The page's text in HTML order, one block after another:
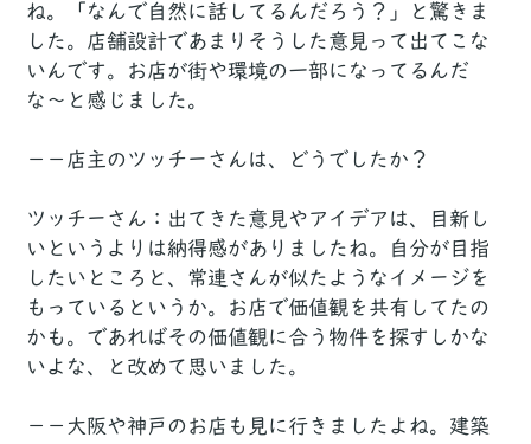
ね。「なんで自然に話してるんだろう？」と驚きま
した。店舗設計であまりそうした意見って出てこな
いんです。お店が街や環境の一部になってるんだ
な〜と感じました。
－－店主のツッチーさんは、どうでしたか？
ツッチーさん：出てきた意見やアイデアは、目新し
いというよりは納得感がありましたね。自分が目指
したいところと、常連さんが似たようなイメージを
もっているというか。お店で価値観を共有してたの
かも。であればその価値観に合う物件を探すしかな
いよな、と改めて思いました。
－－大阪や神戸のお店も見に行きましたよね。建築